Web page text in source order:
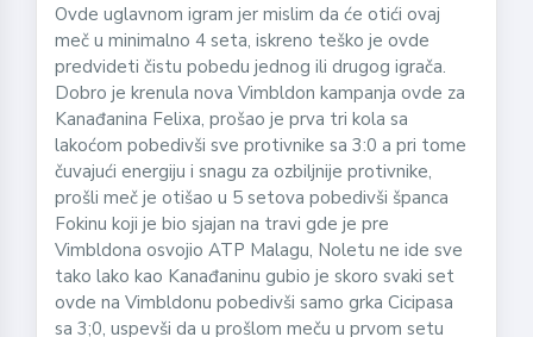
Ovde uglavnom igram jer mislim da će otići ovaj
meč u minimalno 4 seta, iskreno teško je ovde
predvideti čistu pobedu jednog ili drugog igrača.
Dobro je krenula nova Vimbldon kampanja ovde za
Kanađanina Felixa, prošao je prva tri kola sa
lakoćom pobedivši sve protivnike sa 3:0 a pri tome
čuvajući energiju i snagu za ozbiljnije protivnike,
prošli meč je otišao u 5 setova pobedivši španca
Fokinu koji je bio sjajan na travi gde je pre
Vimbldona osvojio ATP Malagu, Noletu ne ide sve
tako lako kao Kanađaninu gubio je skoro svaki set
ovde na Vimbldonu pobedivši samo grka Cicipasa
sa 3;0, uspevši da u prošlom meču u prvom setu